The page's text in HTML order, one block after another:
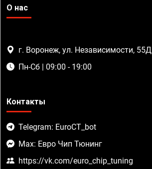
О нас
г. Воронеж, ул. Независимости, 55Д
Пн-Сб | 09:00 - 19:00
Контакты
Telegram: EuroCT_bot
Max: Евро Чип Тюнинг
https://vk.com/euro_chip_tuning